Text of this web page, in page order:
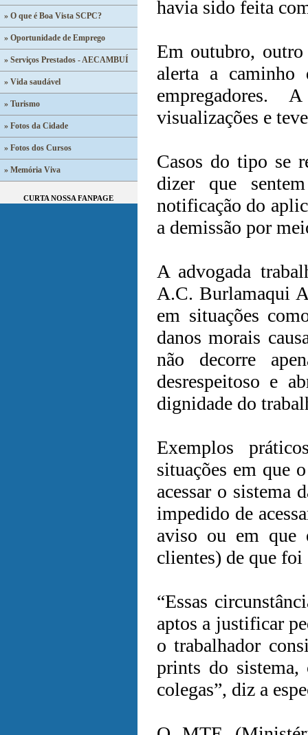
» O que é Boa Vista SCPC?
» Oportunidade de Emprego
» Serviços Prestados - AECAMBUÍ
» Vida saudável
» Turismo
» Fotos da Cidade
» Fotos dos Cursos
» Memória Viva
CURTA NOSSA FANPAGE
havia sido feita
Em outubro,
alerta a caminho
empregadores.
visualizações e
Casos do tipo se
dizer que
notificação do
a demissão por
A advogada
A.C. Burlamaqui
em situações
danos morais
não decorre
desrespeitoso e
dignidade do
Exemplos
situações em que
acessar o sistema
impedido de
aviso ou em que
clientes) de que foi
“Essas
aptos a justificar
o trabalhador
prints do sistema,
colegas”, diz a